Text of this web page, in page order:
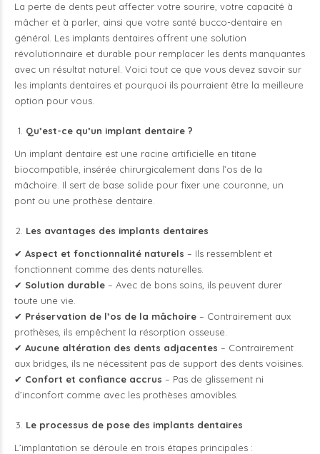
La perte de dents peut affecter votre sourire, votre capacité à
mâcher et à parler, ainsi que votre santé bucco-dentaire en
général. Les implants dentaires offrent une solution
révolutionnaire et durable pour remplacer les dents manquantes
avec un résultat naturel. Voici tout ce que vous devez savoir sur
les implants dentaires et pourquoi ils pourraient être la meilleure
option pour vous.
Qu’est-ce qu’un implant dentaire ?
Un implant dentaire est une racine artificielle en titane
biocompatible, insérée chirurgicalement dans l’os de la
mâchoire. Il sert de base solide pour fixer une couronne, un
pont ou une prothèse dentaire.
Les avantages des implants dentaires
✔ Aspect et fonctionnalité naturels – Ils ressemblent et
fonctionnent comme des dents naturelles.
✔ Solution durable – Avec de bons soins, ils peuvent durer
toute une vie.
✔ Préservation de l’os de la mâchoire – Contrairement aux
prothèses, ils empêchent la résorption osseuse.
✔ Aucune altération des dents adjacentes – Contrairement
aux bridges, ils ne nécessitent pas de support des dents voisines.
✔ Confort et confiance accrus – Pas de glissement ni
d’inconfort comme avec les prothèses amovibles.
Le processus de pose des implants dentaires
L’implantation se déroule en trois étapes principales :